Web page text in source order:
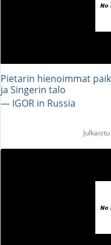
Pietarin hienoimmat
ja Singerin talo
― IGOR in Russia